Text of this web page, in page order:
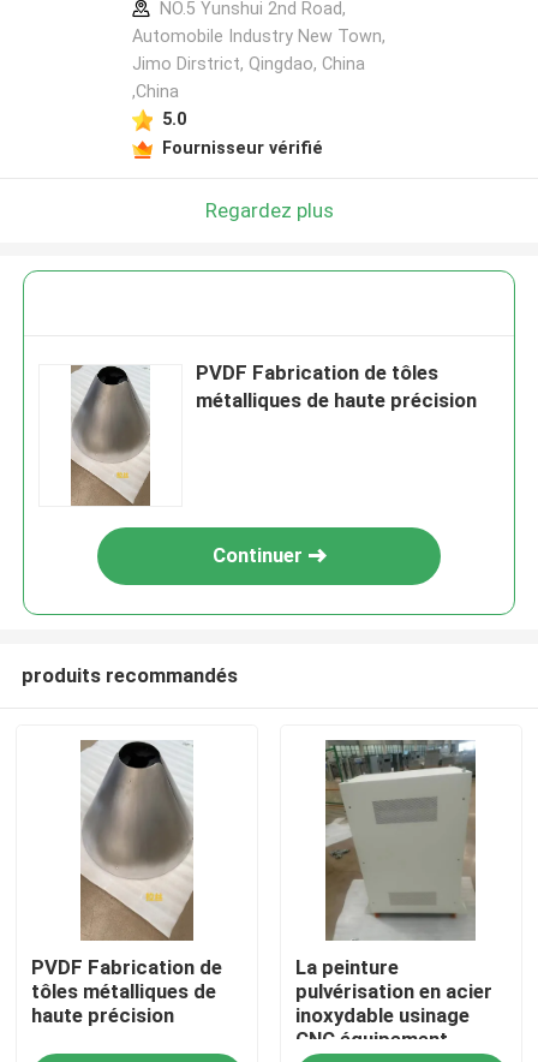
Aperçu
Produits
A propos de nous
NO.5 Yunshui 2nd Road,
Automobile Industry New Town,
Jimo Dirstrict, Qingdao, China
,China
5.0
Fournisseur vérifié
Regardez plus
PVDF Fabrication de tôles
métalliques de haute précision
Continuer
produits recommandés
PVDF Fabrication de
tôles métalliques de
haute précision
La peinture
pulvérisation en acier
inoxydable usinage
CNC équipement